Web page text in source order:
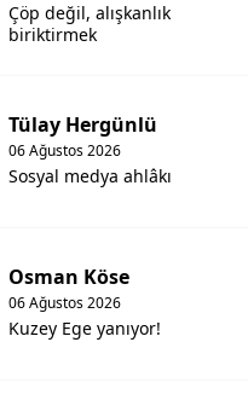
Çöp değil, alışkanlık
biriktirmek
Tülay Hergünlü
06 Ağustos 2026
Sosyal medya ahlâkı
Osman Köse
06 Ağustos 2026
Kuzey Ege yanıyor!